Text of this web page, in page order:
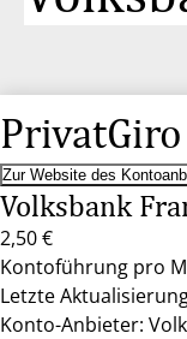
Zur Website des
Volksbank
2,50 €
Kontoführung pro
Letzte
Konto-Anbieter: